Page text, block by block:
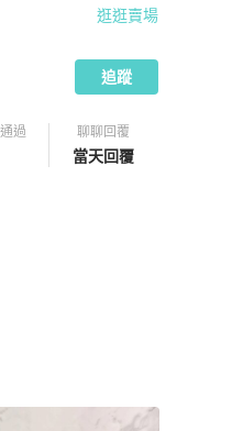
逛逛賣場
追蹤
過 聊聊回覆
當天回覆